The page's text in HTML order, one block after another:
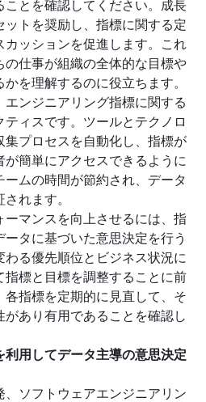
ットを奨励し、指標に関する定
ッションを促進します。これ
仕事が組織の全体的な目標や
を理解するのに役立ちます。
ンジニアリング指標に関する
ィスです。ツールとテクノロ
プロセスを自動化し、指標が
簡単にアクセスできるように
ムの時間が節約され、データ
れます。
マンスを向上させるには、指
タに基づいた意思決定を行う
る優先順位とビジネス状況に
標と目標を調整することに前
指標を定期的に見直して、そ
あり有用であることを確認し
用してデータ主導の意思決定
ソフトウェアエンジニアリン